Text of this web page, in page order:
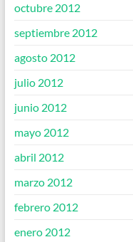
octubre 2012
septiembre 2012
agosto 2012
julio 2012
junio 2012
mayo 2012
abril 2012
marzo 2012
febrero 2012
enero 2012